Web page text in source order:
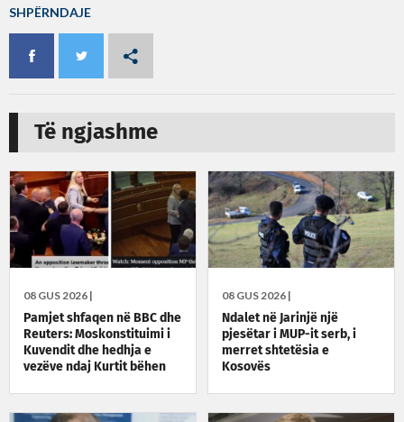
SHPËRNDAJE
Të ngjashme
08 GUS 2026 |
Pamjet shfaqen në BBC dhe
Reuters: Moskonstituimi i
Kuvendit dhe hedhja e
vezëve ndaj Kurtit bëhen
08 GUS 2026 |
Ndalet në Jarinjë një
pjesëtar i MUP-it serb, i
merret shtetësia e
Kosovës